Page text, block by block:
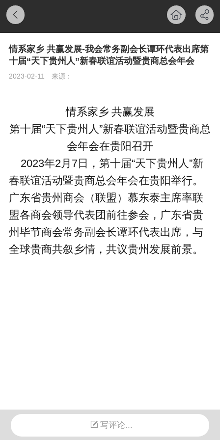
情系家乡 共赢发展-我会常务副会长谭环代表出席第
十届“天下贵州人”新春联谊活动暨贵商总会年会
2023-02-11 来源：
情系家乡 共赢发展
第十届“天下贵州人 ”新春联谊活动暨贵商总
会年会在贵阳召开
2023年2 月 7日，第十届“天下贵州人”新
春联谊活动暨贵商总会年会在贵阳举行。
广东省贵州商会（联盟）慕东泰主席率联
盟各商会领导代表团前往参会， 广东省贵
州毕节商会常务副会长谭环代表出席，与
全球贵商共叙乡情，共议贵州发展前景。
写评论...